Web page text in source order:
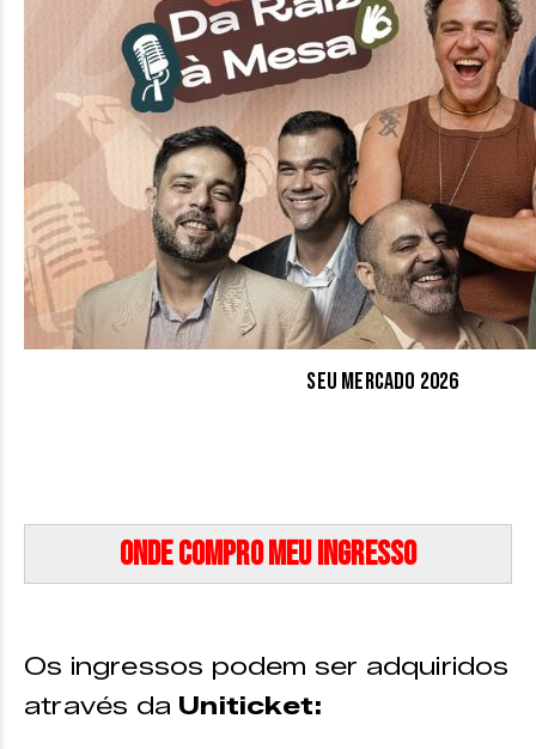
Seu Mercado 2026
Onde compro meu ingresso
Os ingressos podem ser adquiridos
através da Uniticket: